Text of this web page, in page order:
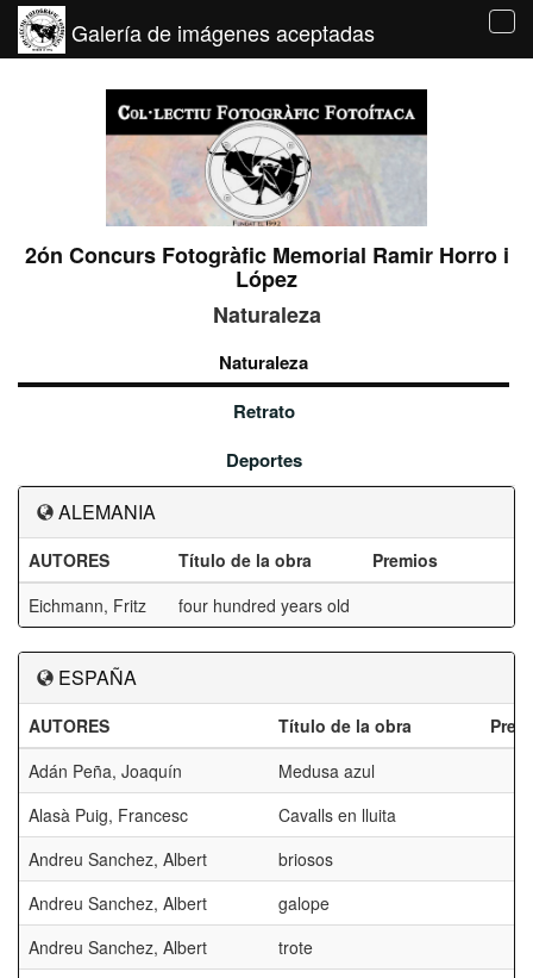
Galería de imágenes aceptadas
2ón Concurs Fotogràfic Memorial Ramir Horro i
López
Naturaleza
Naturaleza
Retrato
Deportes
ALEMANIA
AUTORES Título de la obra
Premios
Eichmann, Fritz
four hundred years old
ESPAÑA
AUTORES Título de la obra
Adán Peña, Joaquín
Medusa azul
Alasà Puig, Francesc
Cavalls en lluita
Andreu Sanchez, Albert
briosos
Andreu Sanchez, Albert
galope
Andreu Sanchez, Albert
trote